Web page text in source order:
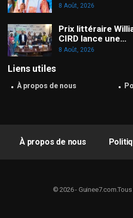
8 Août, 2026
Prix littéraire
CIRD lance une…
8 Août, 2026
Liens utiles
À propos de nous
À propos de nous
© 2026 -